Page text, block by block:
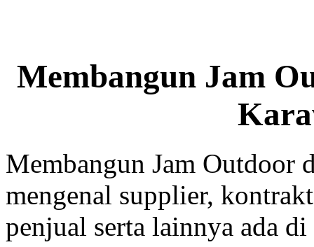
Membangun Jam
Membangun Jam Outdoor
mengenal supplier,
penjual serta lainnya ada